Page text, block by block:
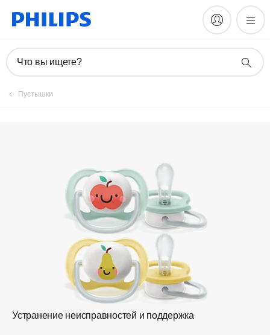
Что вы ищете?
Пустышки
Устранение неисправностей и поддержка
Зарегистрировать продукт